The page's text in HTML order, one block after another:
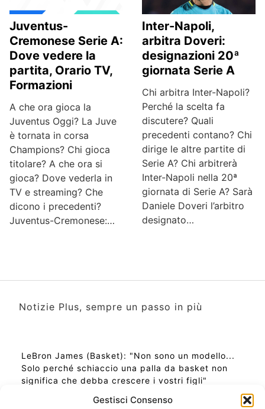
Gestisci Consenso
Juventus-
Cremonese Serie A:
Dove vedere la
partita, Orario TV,
Formazioni
A che ora gioca la
Juventus Oggi? La Juve
è tornata in corsa
Champions? Chi gioca
titolare? A che ora si
gioca? Dove vederla in
TV e streaming? Che
dicono i precedenti?
Juventus-Cremonese:…
Inter-Napoli,
arbitra Doveri:
designazioni 20ª
giornata Serie A
Chi arbitra Inter-Napoli?
Perché la scelta fa
discutere? Quali
precedenti contano? Chi
dirige le altre partite di
Serie A? Chi arbitrerà
Inter-Napoli nella 20ª
giornata di Serie A? Sarà
Daniele Doveri l’arbitro
designato…
Notizie Plus, sempre un passo in più
LeBron James (Basket): "Non sono un modello...
Solo perché schiaccio una palla da basket non
significa che debba crescere i vostri figli"